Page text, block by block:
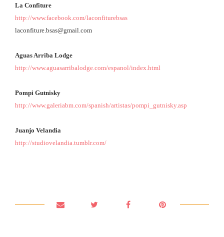
La Confiture
http://www.facebook.com/laconfiturebsas
laconfiture.bsas@gmail.com
Aguas Arriba Lodge
http://www.aguasarribalodge.com/espanol/index.html
Pompi Gutnisky
http://www.galeriabm.com/spanish/artistas/pompi_gutnisky.asp
Juanjo Velandia
http://studiovelandia.tumblr.com/